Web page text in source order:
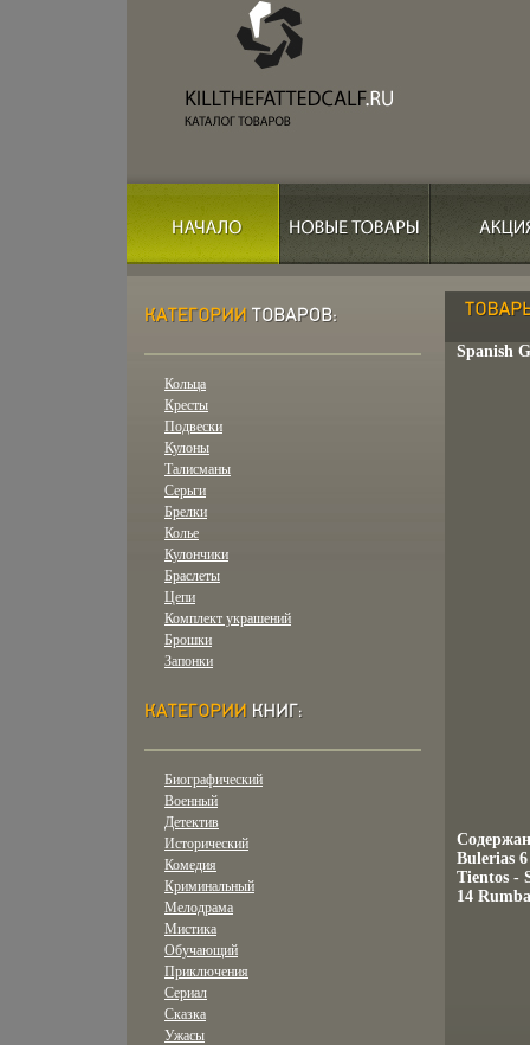
Кольца
Кресты
Подвески
Кулоны
Талисманы
Серьги
Брелки
Колье
Кулончики
Браслеты
Цепи
Комплект украшений
Брошки
Запонки
Биографический
Военный
Детектив
Исторический
Комедия
Криминальный
Мелодрама
Мистика
Обучающий
Приключения
Сериал
Сказка
Ужасы
Spanish
Bulerias
Tientos -
14